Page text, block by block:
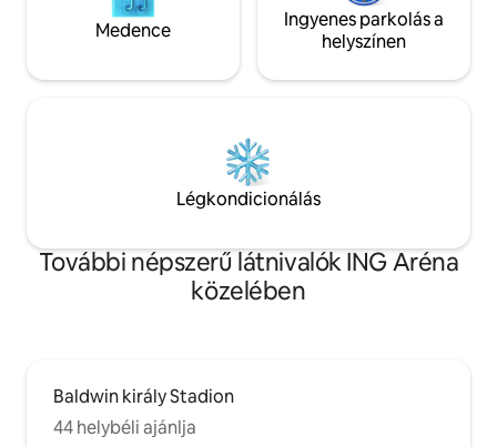
Medence
Ingyenes parkolás a
helyszínen
Légkondicionálás
További népszerű látnivalók ING Aréna
közelében
Baldwin király Stadion
44 helybéli ajánlja